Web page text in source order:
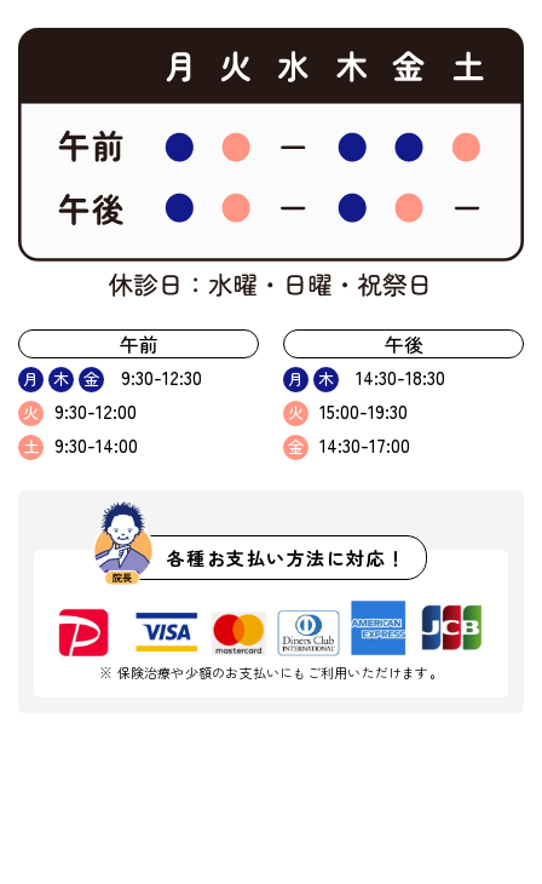
午前
月 木 金 9:30-12:30
火 9:30-12:00
土 9:30-14:00
午後
月 木 14:30-18:30
火 15:00-19:30
金 14:30-17:00
各種お支払い方法に対応！
※ 保険治療や少額のお支払いにもご利用いただけます。